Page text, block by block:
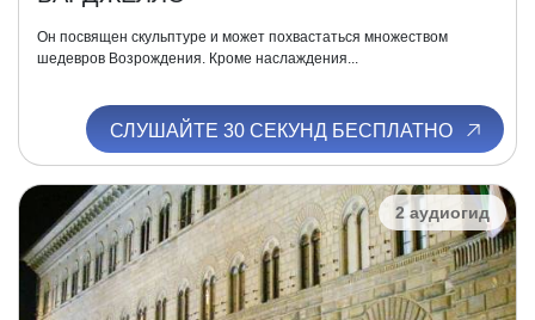
Он посвящен скульптуре и может похвастаться множеством
шедевров Возрождения. Кроме наслаждения...
СЛУШАЙТЕ 30 СЕКУНД БЕСПЛАТНО
2 аудиогид